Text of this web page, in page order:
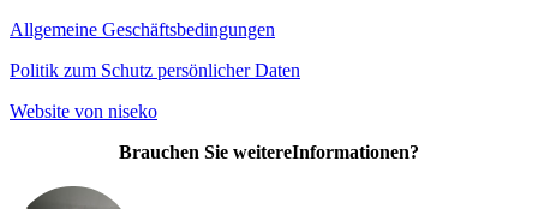
Allgemeine Geschäftsbedingungen
Politik zum Schutz persönlicher Daten
Website von niseko
Brauchen Sie weitereInformationen?